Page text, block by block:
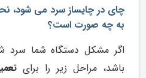
چای در چایساز سرد می شود،
به چه صورت است؟
اگر مشکل دستگاه شما
باشد، مراحل زیر را برای